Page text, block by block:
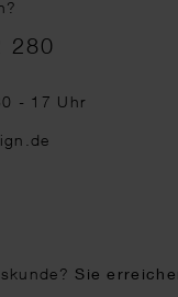
280
- 17 Uhr
Sie